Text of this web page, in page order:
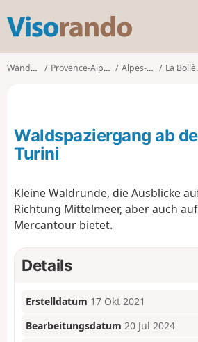
s
o
o
Wanderungen Provence-Alpes-Côte d'Azur Alpes-Maritimes La Bollène-Vésubie
Waldspaziergang ab
Turini
Kleine Waldrunde, die Ausblicke
Richtung Mittelmeer, aber auch
Mercantour bietet.
Details
Erstelldatum 17 Okt 2021
Bearbeitungsdatum 20 Jul 2024